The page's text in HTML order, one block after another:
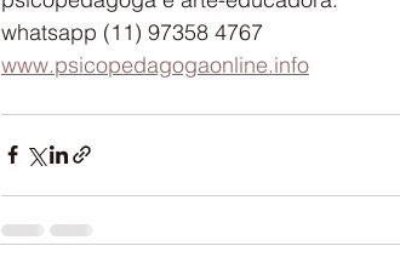
whatsapp (11) 97358 4767
www.psicopedagogaonline.info